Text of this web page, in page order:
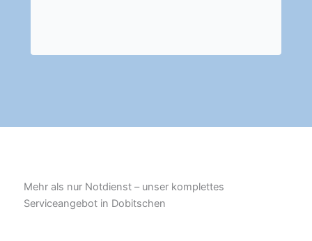
Mehr als nur Notdienst – unser komplettes
Serviceangebot in Dobitschen